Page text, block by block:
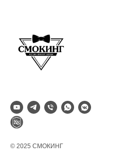
© 2025 СМОКИНГ